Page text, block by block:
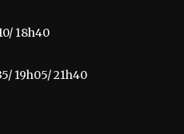
18h40
19h05/ 21h40